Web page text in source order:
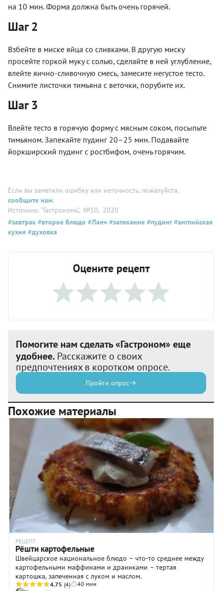
на 10 мин. Форма должна быть очень горячей.
Шаг 2
Взбейте в миске яйца со сливками. В другую миску
просейте горкой муку с солью, сделайте в ней углубление,
влейте яично-сливочную смесь, замесите негустое тесто.
Снимите листочки тимьяна с веточки, порубите их.
Шаг 3
Влейте тесто в горячую форму с мясным соком, посыпьте
тимьяном. Запекайте пудинг 20–25 мин. Подавайте
йоркширский пудинг с ростбифом, очень горячим.
Если вы заметили ошибку или неточность, пожалуйста,
сообщите нам.
Источник: "Гастрономъ", №10, 2020
#завтрак #второе блюдо #Ланч #запекание #пудинг#английская
кухня #духовка
Оцените рецепт
Помогите нам сделать «Гастроном» еще
удобнее. Расскажите о своих
предпочтениях в коротком опросе.
Пройти опрос
Похожие материалы
РЕЦЕПТ
Рёшти картофельные
Швейцарское национальное блюдо – что-то среднее между
картофельными маффинами и драниками – тертая
картошка, запеченная с луком и маслом.
4.75 (4) 40 мин